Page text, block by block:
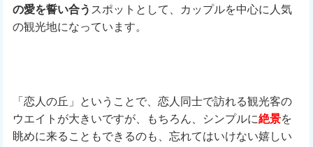
の愛を誓い合う スポットとして、カップルを中心に人気
の観光地になっています。
「恋人の丘」ということで、恋人同士で訪れる観光客の
ウエイトが大きいですが、もちろん、シンプルに絶景を
眺めに来ることもできるのも、忘れてはいけない嬉しい